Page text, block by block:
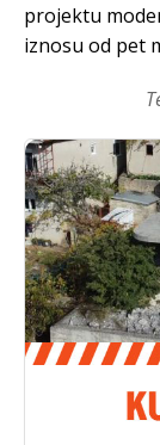
projektu
iznosu od pet